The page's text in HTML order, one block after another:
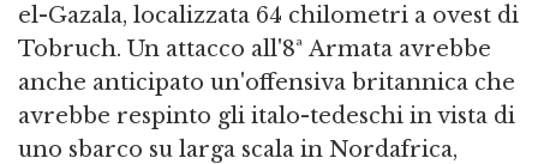
el-Gazala, localizzata 64 chilometri a ovest di
Tobruch. Un attacco all'8ª Armata avrebbe
anche anticipato un'offensiva britannica che
avrebbe respinto gli italo-tedeschi in vista di
uno sbarco su larga scala in Nordafrica,